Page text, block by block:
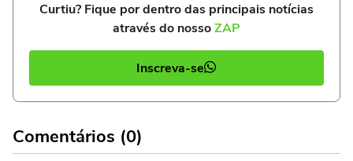
Curtiu? Fique por dentro das principais notícias
através do nossoZAP
Inscreva-se
Comentários (0)